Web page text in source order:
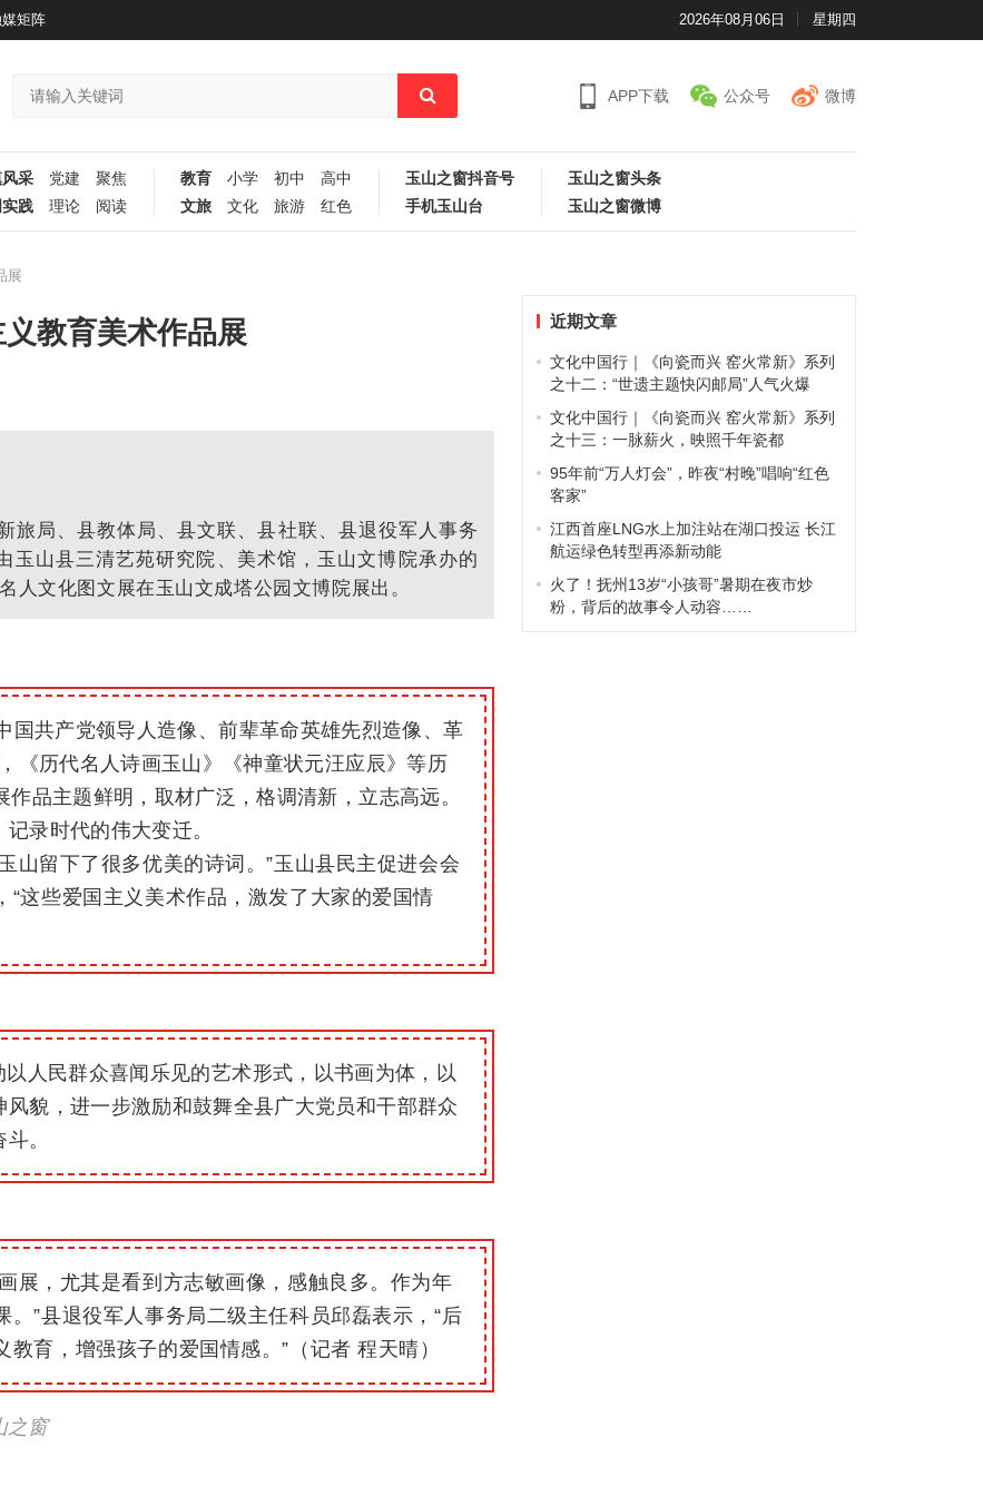
矩阵 2026年08月06日 星期四
APP下载 公众号 微博
采 党建
聚焦
践
理论 阅读
教育 小学 初中
高中
文旅
文化 旅游 红色
玉山之窗抖音号
手机玉山台
玉山之窗头条
玉山之窗微博
展
教育美术作品展
旅局、县教体局、县文联、县社联、县退役军人事务
玉山县三清艺苑研究院、美术馆，玉山文博院承办的
人文化图文展在玉山文成塔公园文博院展出。
国共产党领导人造像、前辈革命英雄先烈造像、革
《历代名人诗画玉山》《神童状元汪应辰》等历
品主题鲜明，取材广泛，格调清新，立志高远。
录时代的伟大变迁。
山留下了很多优美的诗词。”玉山县民主促进会会
“这些爱国主义美术作品，激发了大家的爱国情
人民群众喜闻乐见的艺术形式，以书画为体，以
貌，进一步激励和鼓舞全县广大党员和干部群众
。
展，尤其是看到方志敏画像，感触良多。作为年
”县退役军人事务局二级主任科员邱磊表示，“后
育，增强孩子的爱国情感。”（记者 程天晴）
之窗
近期文章
文化中国行｜《向瓷而兴 窑火常新》系列
之十二：“世遗主题快闪邮局”人气火爆
文化中国行｜《向瓷而兴 窑火常新》系列
之十三：一脉薪火，映照千年瓷都
95年前“万人灯会”，昨夜“村晚”唱响“红色
客家”
江西首座LNG水上加注站在湖口投运 长江
航运绿色转型再添新动能
火了！抚州13岁“小孩哥”暑期在夜市炒
粉，背后的故事令人动容……